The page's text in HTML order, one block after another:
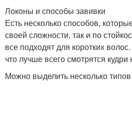
Локоны и способы завивки
Есть несколько способов,
своей сложности, так и по
все подходят для коротких
что лучше всего смотрятся
Можно выделить несколько типов